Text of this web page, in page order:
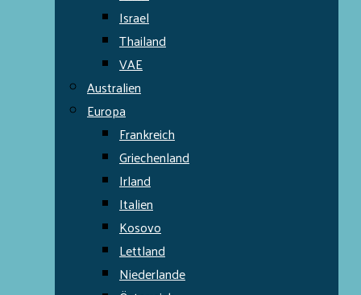
Israel
Thailand
VAE
Australien
Europa
Frankreich
Griechenland
Irland
Italien
Kosovo
Lettland
Niederlande